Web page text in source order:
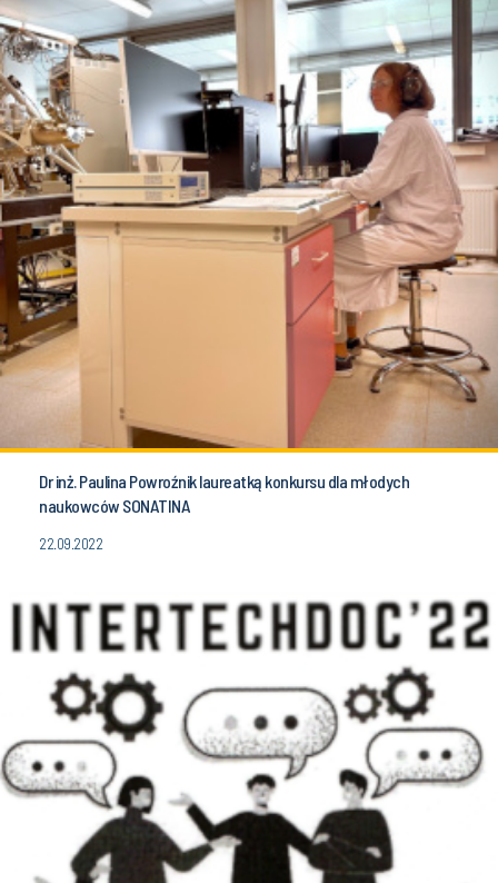
Dr inż. Paulina Powroźnik laureatką konkursu dla młodych
naukowców SONATINA
22.09.2022